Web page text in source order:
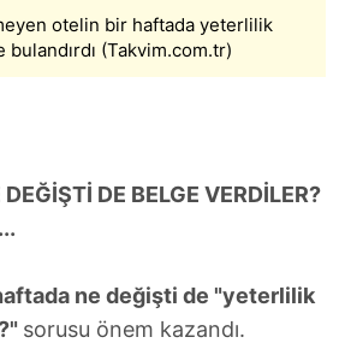
otelin bir haftada yeterlilik
bulandırdı (Takvim.com.tr)
DE BELGE VERDİLER?
ne değişti de "yeterlilik
sorusu önem kazandı.